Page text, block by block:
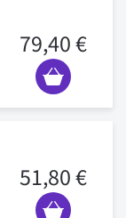
79,40 €
51,80 €